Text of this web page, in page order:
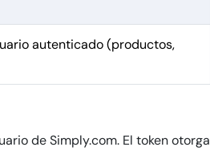
autenticado (productos,
de Simply.com. El token otorga